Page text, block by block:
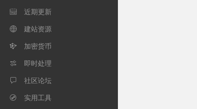
 近期更新
 建站资源
 加密货币
 即时处理
 社区论坛
 实用工具